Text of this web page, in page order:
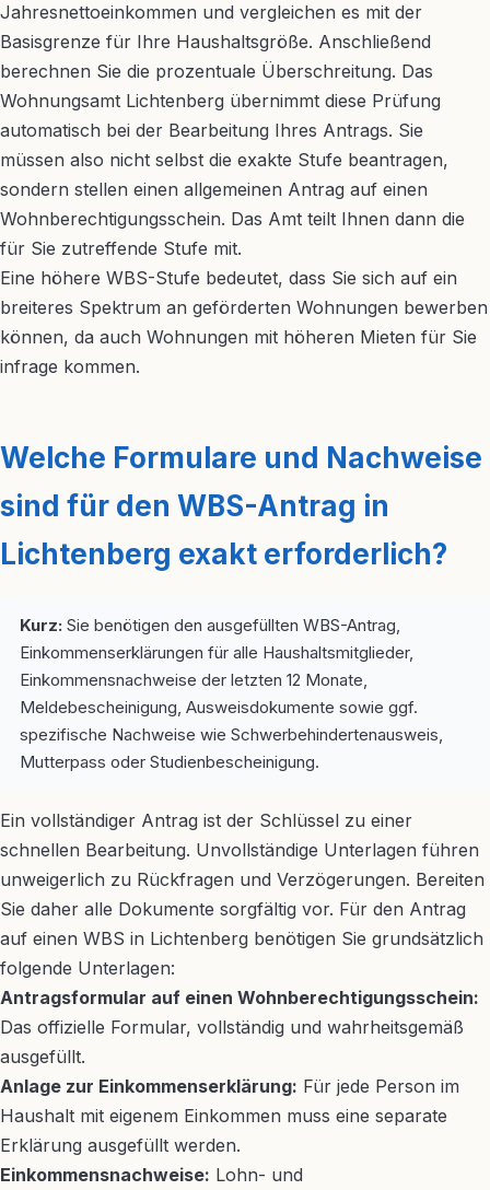
Jahresnettoeinkommen und vergleichen es mit der
Basisgrenze für Ihre Haushaltsgröße. Anschließend
berechnen Sie die prozentuale Überschreitung. Das
Wohnungsamt Lichtenberg übernimmt diese Prüfung
automatisch bei der Bearbeitung Ihres Antrags. Sie
müssen also nicht selbst die exakte Stufe beantragen,
sondern stellen einen allgemeinen Antrag auf einen
Wohnberechtigungsschein. Das Amt teilt Ihnen dann die
für Sie zutreffende Stufe mit.
Eine höhere WBS-Stufe bedeutet, dass Sie sich auf ein
breiteres Spektrum an geförderten Wohnungen bewerben
können, da auch Wohnungen mit höheren Mieten für Sie
infrage kommen.
Welche Formulare und Nachweise
sind für den WBS-Antrag in
Lichtenberg exakt erforderlich?
Kurz: Sie benötigen den ausgefüllten WBS-Antrag,
Einkommenserklärungen für alle Haushaltsmitglieder,
Einkommensnachweise der letzten 12 Monate,
Meldebescheinigung, Ausweisdokumente sowie ggf.
spezifische Nachweise wie Schwerbehindertenausweis,
Mutterpass oder Studienbescheinigung.
Ein vollständiger Antrag ist der Schlüssel zu einer
schnellen Bearbeitung. Unvollständige Unterlagen führen
unweigerlich zu Rückfragen und Verzögerungen. Bereiten
Sie daher alle Dokumente sorgfältig vor. Für den Antrag
auf einen WBS in Lichtenberg benötigen Sie grundsätzlich
folgende Unterlagen:
Antragsformular auf einen Wohnberechtigungsschein:
Das offizielle Formular, vollständig und wahrheitsgemäß
ausgefüllt.
Anlage zur Einkommenserklärung: Für jede Person im
Haushalt mit eigenem Einkommen muss eine separate
Erklärung ausgefüllt werden.
Einkommensnachweise: Lohn- und